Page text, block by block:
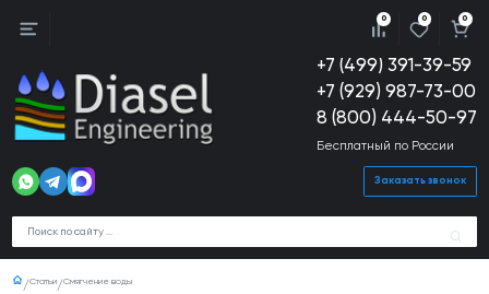
+7 (499) 391-39-59
+7 (929) 987-73-00
8 (800) 444-50-97
Бесплатный по России
Заказать звонок
0 0 0
Статьи Смягчение воды